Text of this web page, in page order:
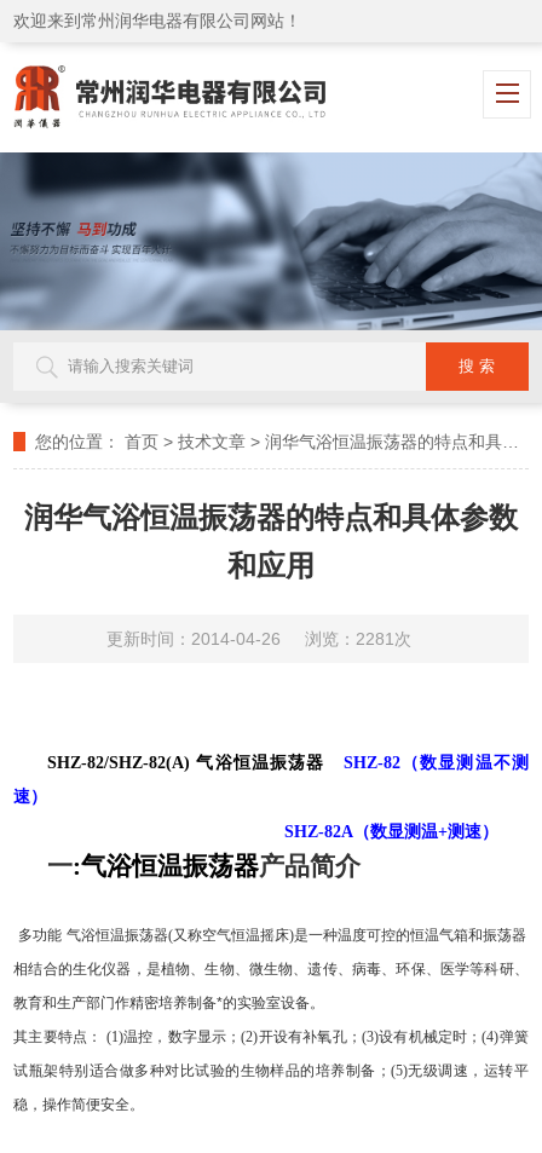
欢迎来到常州润华电器有限公司网站！
您的位置： 首页 >技术文章 >润华气浴恒温振荡器的特点和具体参数和应用
润华气浴恒温振荡器的特点和具体参数
和应用
更新时间：2014-04-26 浏览：2281次
SHZ-82/SHZ-82(A)气浴恒温振荡器 SHZ-82（数显测温不测
速）
SHZ-82A
（数显测温+测速）
一:气浴恒温振荡器产品简介
多功能 气浴恒温振荡器(又称空气恒温摇床)是一种温度可控的恒温气箱和振荡器
相结合的生化仪器，是植物、生物、微生物、遗传、病毒、环保、医学等科研、
教育和生产部门作精密培养制备*的实验室设备。
其主要特点：
(1)温控，数字显示；(2)开设有补氧孔； (3)设有机械定时；(4)弹簧
试瓶架特别适合做多种对比试验的生物样品的培养制备； (5)无级调速，运转平
稳，操作简便安全。